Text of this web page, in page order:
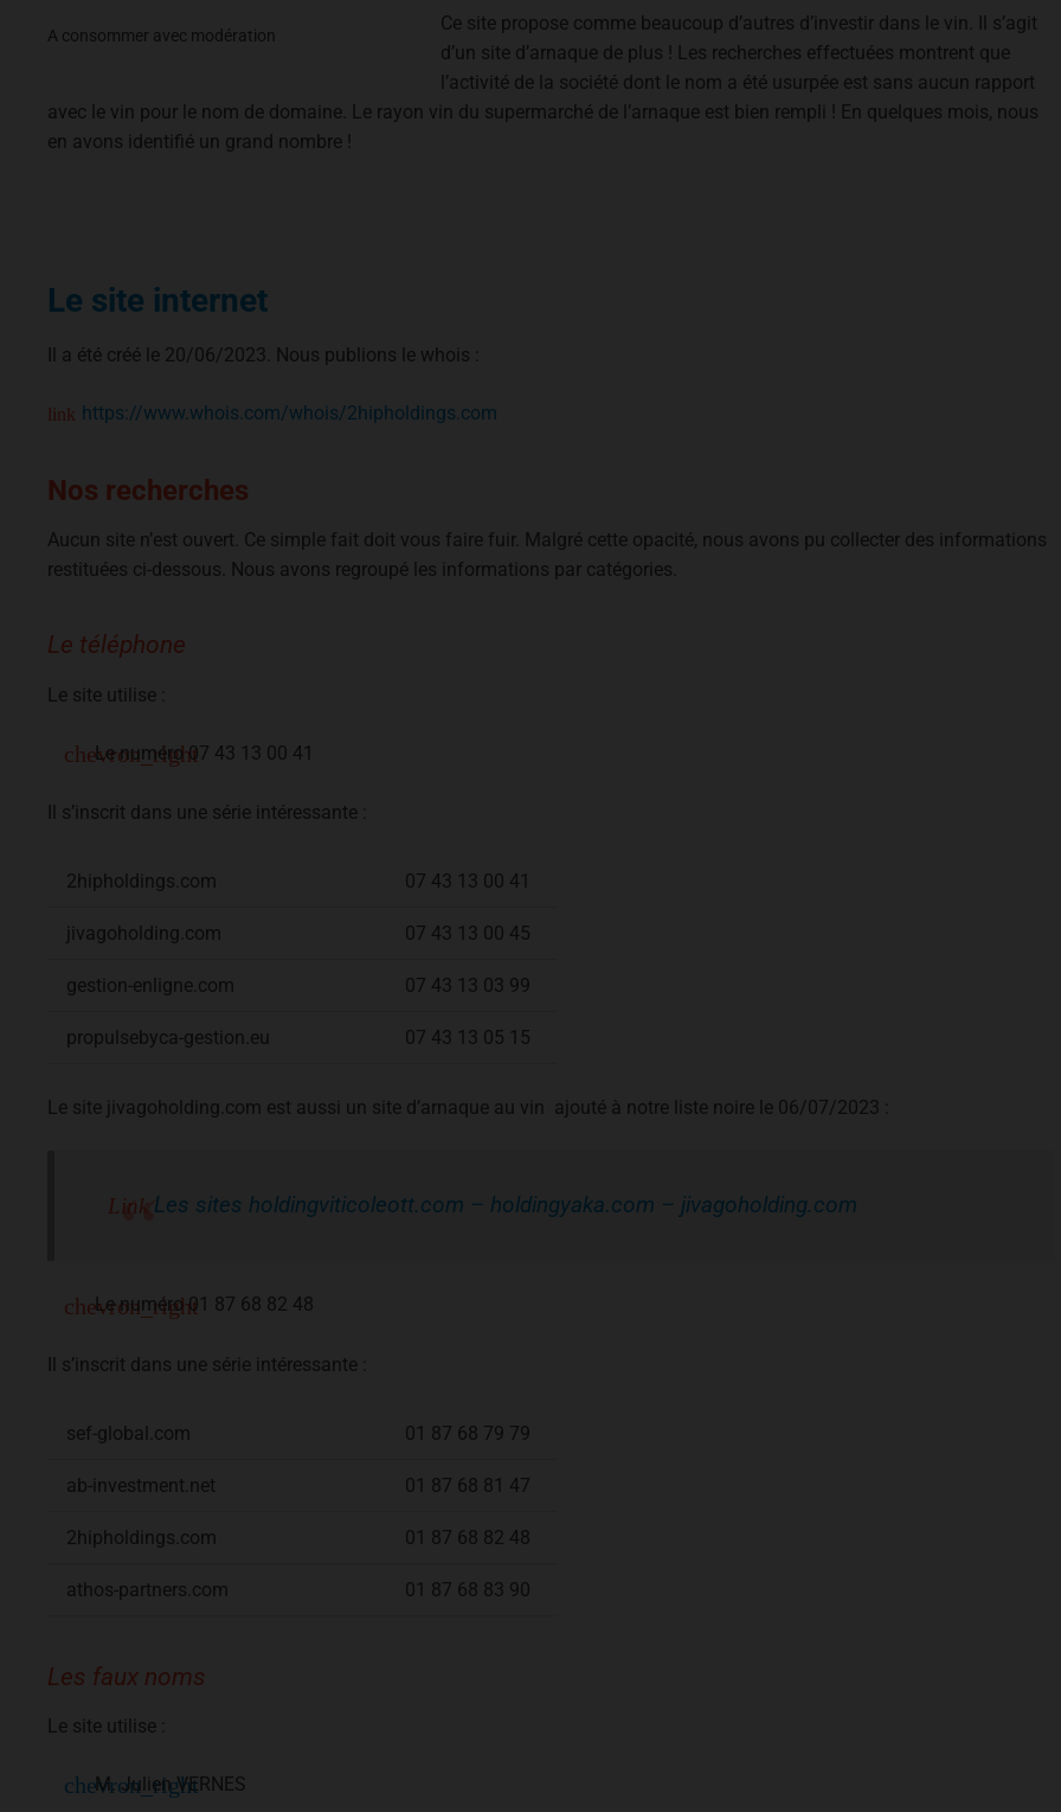
A consommer avec modération
Ce site propose comme beaucoup d’autres d’investir dans le vin. Il s’agit
d’un site d’arnaque de plus ! Les recherches effectuées montrent que
l’activité de la société dont le nom a été usurpée est sans aucun rapport
avec le vin pour le nom de domaine. Le rayon vin du supermarché de l’arnaque est bien rempli ! En quelques mois, nous
en avons identifié un grand nombre !
Le site internet
Il a été créé le 20/06/2023. Nous publions le whois :
https://www.whois.com/whois/2hipholdings.com
Nos recherches
Aucun site n’est ouvert. Ce simple fait doit vous faire fuir. Malgré cette opacité, nous avons pu collecter des informations
restituées ci-dessous. Nous avons regroupé les informations par catégories.
Le téléphone
Le site utilise :
Le numéro07 43 13 00 41
Il s’inscrit dans une série intéressante :
2hipholdings.com 07 43 13 00 41
jivagoholding.com 07 43 13 00 45
gestion-enligne.com 07 43 13 03 99
propulsebyca-gestion.eu 07 43 13 05 15
Le site jivagoholding.com est aussi un site d’arnaque au vin ajouté à notre liste noire le 06/07/2023 :
Les sites holdingviticoleott.com – holdingyaka.com – jivagoholding.com
Le numéro 01 87 68 82 48
Il s’inscrit dans une série intéressante :
sef-global.com 01 87 68 79 79
ab-investment.net 01 87 68 81 47
2hipholdings.com 01 87 68 82 48
athos-partners.com 01 87 68 83 90
Les faux noms
Le site utilise :
M. Julien VERNES